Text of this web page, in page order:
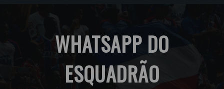
WHATSAPP DO
ESQUADRÃO